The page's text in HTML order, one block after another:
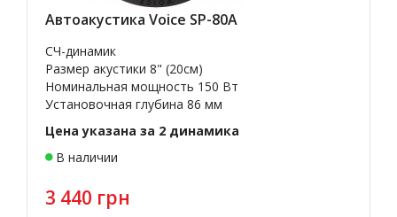
Автоакустика Voice SP-80A
СЧ-динамик
Размер акустики 8" (20см)
Номинальная мощность 150 Вт
Установочная глубина 86 мм
Цена указана за 2 динамика
В наличии
3 440 грн